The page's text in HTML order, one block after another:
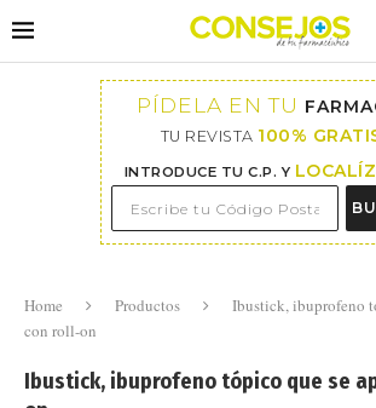
PÍDELA EN TU
TU REVISTA 100%
INTRODUCE TU C.P. Y
Home Productos
Ibustick, ibuprofeno
con roll-on
Ibustick, ibuprofeno tópico que se